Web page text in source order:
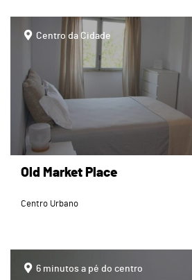
Centro da Cidade
Old Market Place
Centro Urbano
6 minutos a pé do centro